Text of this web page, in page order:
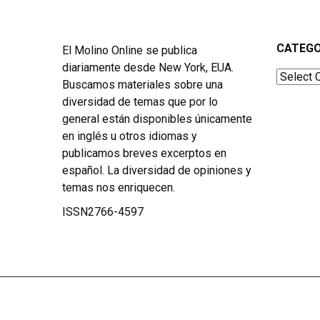
El Molino Online se publica
diariamente desde New York, EUA.
Buscamos materiales sobre una
diversidad de temas que por lo
general están disponibles únicamente
en inglés u otros idiomas y
publicamos breves excerptos en
español. La diversidad de opiniones y
temas nos enriquecen.
ISSN2766-4597